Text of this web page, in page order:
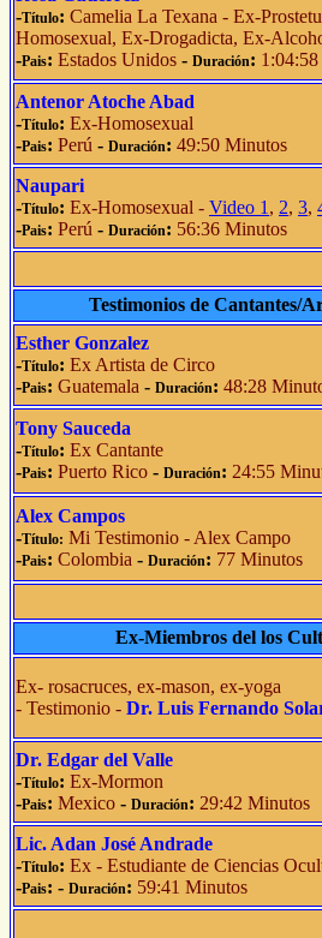
-Título: Camelia La Texana - Ex-
Homosexual, Ex-Drogadicta, Ex-
-Pais: Estados Unidos - Duración:
Antenor Atoche Abad
-Título: Ex-Homosexual
-Pais: Perú - Duración: 49:50 Minutos
Naupari
-Título: Ex-Homosexual - Video 1 , 2, 3,
-Pais: Perú - Duración: 56:36 Minutos
Testimonios de Cantantes/
Esther Gonzalez
-Título: Ex Artista de Circo
-Pais: Guatemala - Duración: 48:28
Tony Sauceda
-Título: Ex Cantante
-Pais: Puerto Rico - Duración: 24:55
Alex Campos
-Título: Mi Testimonio - Alex Campo
-Pais: Colombia - Duración: 77 Minutos
Ex-Miembros del los
Ex- rosacruces, ex-mason, ex-yoga
- Testimonio - Dr. Luis Fernando
Dr. Edgar del Valle
-Título: Ex-Mormon
-Pais: Mexico - Duración: 29:42 Minutos
Lic. Adan José Andrade
-Título: Ex - Estudiante de Ciencias
-Pais: - Duración: 59:41 Minutos